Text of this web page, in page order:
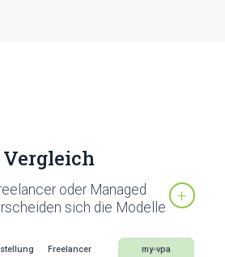
oder Managed
sich die Modelle
Freelancer my-vpa